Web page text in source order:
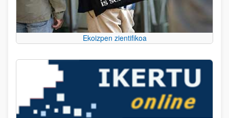
Ekoizpen zientifikoa